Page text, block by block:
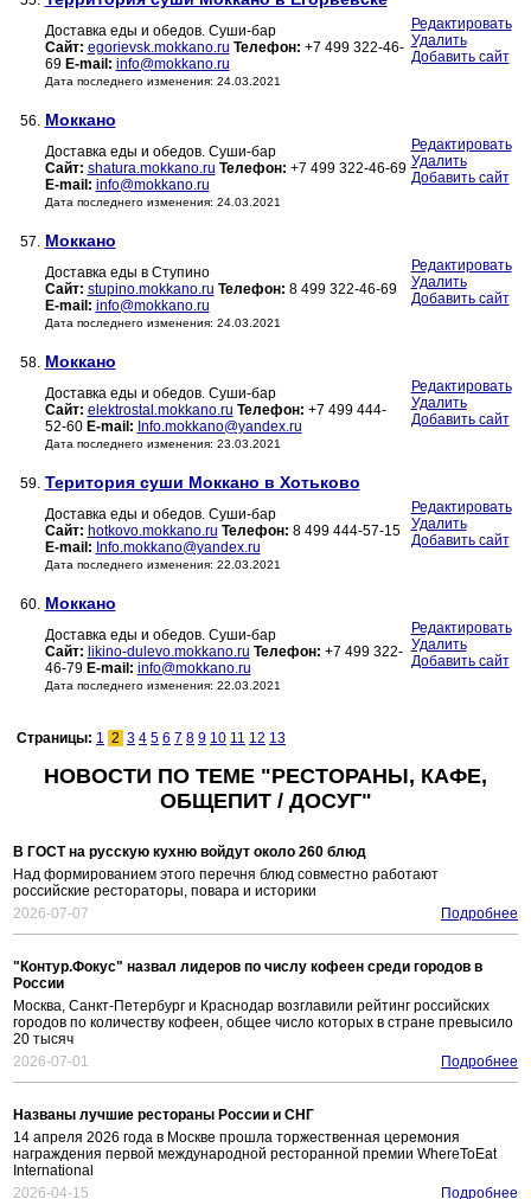
Доставка еды и обедов. Суши-бар
Сайт: egorievsk.mokkano.ru Телефон: +7 499 322-46-
69 E-mail: info@mokkano.ru
Дата последнего изменения: 24.03.2021
Редактировать
Удалить
Добавить сайт
56. Моккано
Доставка еды и обедов. Суши-бар
Сайт: shatura.mokkano.ru Телефон: +7 499 322-46-69
E-mail: info@mokkano.ru
Дата последнего изменения: 24.03.2021
Редактировать
Удалить
Добавить сайт
57. Моккано
Доставка еды в Ступино
Сайт: stupino.mokkano.ru Телефон: 8 499 322-46-69
E-mail: info@mokkano.ru
Дата последнего изменения: 24.03.2021
Редактировать
Удалить
Добавить сайт
58. Моккано
Доставка еды и обедов. Суши-бар
Сайт: elektrostal.mokkano.ru Телефон: +7 499 444-
52-60 E-mail: Info.mokkano@yandex.ru
Дата последнего изменения: 23.03.2021
Редактировать
Удалить
Добавить сайт
59. Територия суши Моккано в Хотьково
Доставка еды и обедов. Суши-бар
Сайт: hotkovo.mokkano.ru Телефон: 8 499 444-57-15
E-mail: Info.mokkano@yandex.ru
Дата последнего изменения: 22.03.2021
Редактировать
Удалить
Добавить сайт
60. Моккано
Доставка еды и обедов. Суши-бар
Сайт: likino-dulevo.mokkano.ru Телефон: +7 499 322-
46-79 E-mail: info@mokkano.ru
Дата последнего изменения: 22.03.2021
Редактировать
Удалить
Добавить сайт
Страницы: 1 2 3 4 5 6 7 8 9 10 11 12 13
НОВОСТИ ПО ТЕМЕ "РЕСТОРАНЫ, КАФЕ,
ОБЩЕПИТ / ДОСУГ"
В ГОСТ на русскую кухню войдут около 260 блюд
Над формированием этого перечня блюд совместно работают
российские рестораторы, повара и историки
2026-07-07
Подробнее
"Контур.Фокус" назвал лидеров по числу кофеен среди городов в
России
Москва, Санкт-Петербург и Краснодар возглавили рейтинг российских
городов по количеству кофеен, общее число которых в стране превысило
20 тысяч
2026-07-01
Подробнее
Названы лучшие рестораны России и СНГ
14 апреля 2026 года в Москве прошла торжественная церемония
награждения первой международной ресторанной премии WhereToEat
International
2026-04-15
Подробнее